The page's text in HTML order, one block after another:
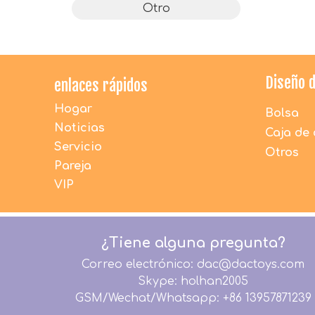
Otro
enlaces rápidos
Hogar
Noticias
Servicio
Pareja
VIP
Diseño
Bolsa
Caja de
Otros
¿Tiene alguna pregunta?
Correo electrónico: dac@dactoys.com
Skype: holhan2005
GSM/Wechat/Whatsapp: +86 13957871239